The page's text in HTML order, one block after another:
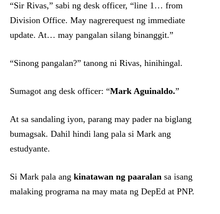
“Sir Rivas,” sabi ng desk officer, “line 1… from
Division Office. May nagrerequest ng immediate
update. At… may pangalan silang binanggit.”
“Sinong pangalan?” tanong ni Rivas, hinihingal.
Sumagot ang desk officer: “Mark Aguinaldo.”
At sa sandaling iyon, parang may pader na biglang
bumagsak. Dahil hindi lang pala si Mark ang
estudyante.
Si Mark pala ang kinatawan ng paaralan sa isang
malaking programa na may mata ng DepEd at PNP.